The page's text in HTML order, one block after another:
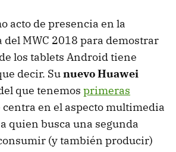
acto de presencia en la
MWC 2018 para demostrar
los tablets Android tiene
decir. Sunuevo Huawei
que tenemos primeras
centra en el aspecto multimedia
quien busca una segunda
(y también producir)